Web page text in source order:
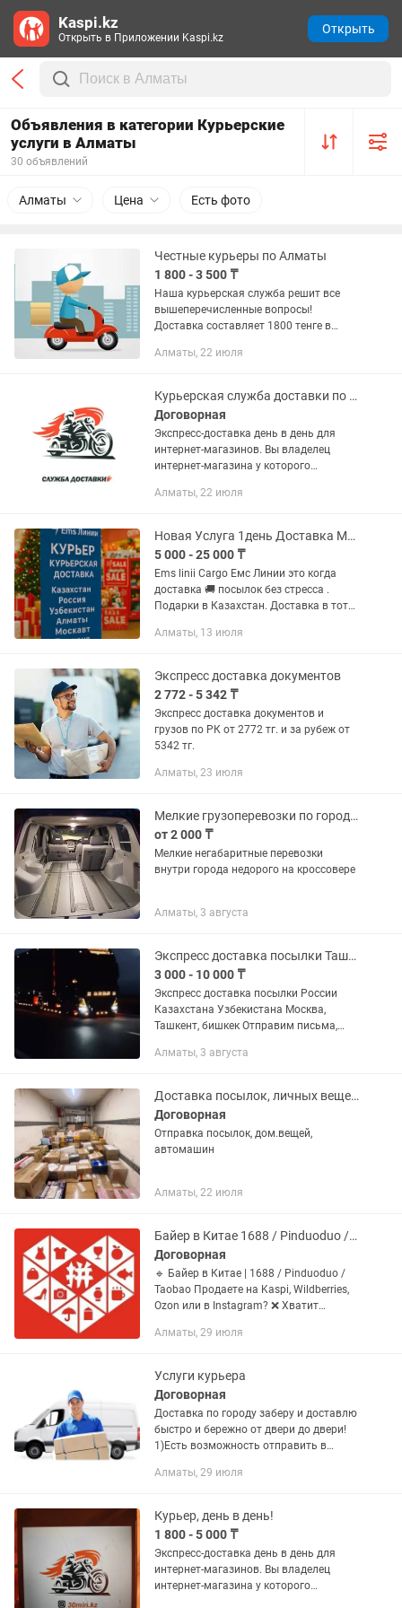
Объявления в категории Курьерские
услуги в Алматы
30 объявлений
Алматы Цена Есть фото
Честные курьеры по Алматы
1 800 - 3 500 ₸
Наша курьерская служба решит все
вышеперечисленные вопросы!
Доставка составляет 1800 тенге в
Калдаякова-Яссауи-Рыскулова. И за
Мы...
Алматы, 22 июля
Курьерская служба доставки по г. Алматы (день в день,)
Договорная
Экспресс-доставка день в день для
интернет-магазинов. Вы владелец
интернет-магазина у которого
клиента? Опасаетесь отправлять
и...
Алматы, 22 июля
Новая Услуга 1день Доставка Межгород
5 000 - 25 000 ₸
Ems linii Cargo Емс Линии это когда
доставка 🚚 посылок без стресса .
Подарки в Казахстан. Доставка в тот
приложении заполните анкету Емс
Алматы, 13 июля
Экспресс доставка документов
2 772 - 5 342 ₸
Экспресс доставка документов и
грузов по РК от 2772 тг. и за рубеж от
5342 тг.
Алматы, 23 июля
Мелкие грузоперевозки по городу недорого
от 2 000 ₸
Мелкие негабаритные перевозки
внутри города недорого на кроссовере
Алматы, 3 августа
Экспресс доставка посылки Ташкент Москва
3 000 - 10 000 ₸
Экспресс доставка посылки России
Казахстана Узбекистана Москва,
Ташкент, бишкек Отправим письма,
Перегон1кз
Алматы, 3 августа
Доставка посылок, личных вещей, автомобилей из Алматы в Москву
Договорная
Отправка посылок, дом.вещей,
автомашин
Алматы, 22 июля
Байер в Китае 1688 / Pinduoduo / Taobao
Договорная
🔹 Байер в Китае | 1688 / Pinduoduo /
Taobao Продаете на Kaspi, Wildberries,
Ozon или в Instagram? ❌ Хватит
перекупщикам. Я помогу вам выйти
Алматы, 29 июля
Услуги курьера
Договорная
Доставка по городу заберу и доставлю
быстро и бережно от двери до двери!
1)Есть возможность отправить в
закуп за вас! Пишите если не отвечаю !
Алматы, 29 июля
Курьер, день в день!
1 800 - 5 000 ₸
Экспресс-доставка день в день для
интернет-магазинов. Вы владелец
интернет-магазина у которого
Kaspi.kz
Открыть в Приложении Kaspi.kz
Открыть